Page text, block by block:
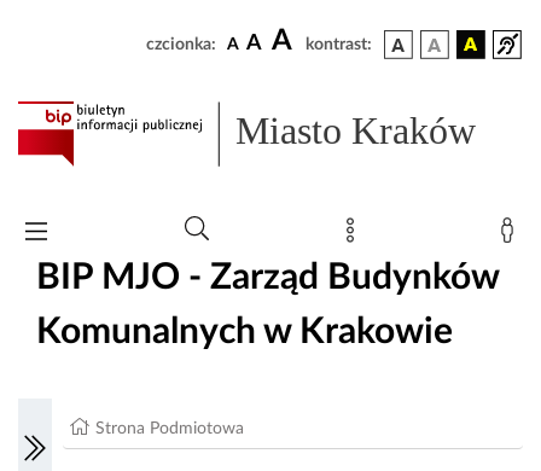
czcionka: A A A kontrast:
Miasto Kraków
BIP MJO - Zarząd Budynków
Komunalnych w Krakowie
Strona Podmiotowa